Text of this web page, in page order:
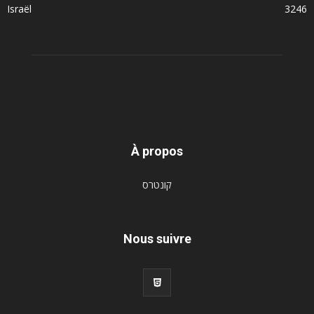
Israël 3246
À propos
קונטרס
Nous suivre